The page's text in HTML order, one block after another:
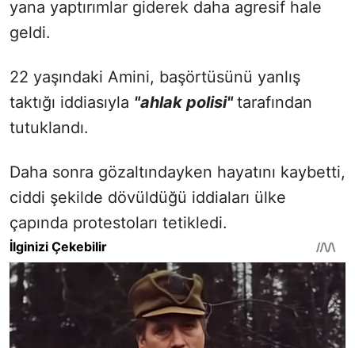
yana yaptırımlar giderek daha agresif hale
geldi.
22 yaşındaki Amini, başörtüsünü yanlış
taktığı iddiasıyla "ahlak polisi"tarafından
tutuklandı.
Daha sonra gözaltındayken hayatını kaybetti,
ciddi şekilde dövüldüğü iddiaları ülke
çapında protestoları tetikledi.